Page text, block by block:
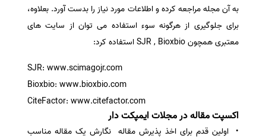
به آن مجله مراجعه کرده و اطلاعات مورد نیاز را بدست آورد. بعلاوه،
برای جلوگیری از هرگونه سوء استفاده می توان از سایت های
معتبری همچون SJR , Bioxbio استفاده کرد:
SJR: www.scimagojr.com
Bioxbio: www.bioxbio.com
CiteFactor: www.citefactor.com
اکسپت مقاله در مجلات ایمپکت دار
• اولین قدم برای اخذ پذیرش مقاله نگارش یک مقاله مناسب